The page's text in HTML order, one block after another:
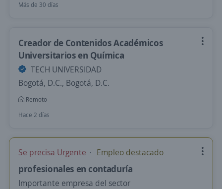
Más de 30 días
Creador de Contenidos Académicos
Universitarios en Química
TECH UNIVERSIDAD
Bogotá, D.C., Bogotá, D.C.
Remoto
Hace 2 días
Se precisa Urgente Empleo destacado
profesionales en contaduría
Importante empresa del sector